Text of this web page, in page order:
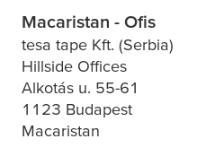
Macaristan - Ofis
tesa tape Kft. (Serbia)
Hillside Offices
Alkotás u. 55-61
1123 Budapest
Macaristan